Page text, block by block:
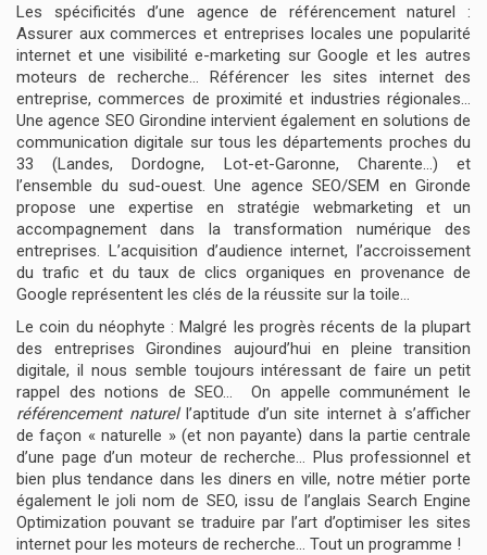
Les spécificités d’une agence de référencement naturel :
Assurer aux commerces et entreprises locales une popularité
internet et une visibilité e-marketing sur Google et les autres
moteurs de recherche… Référencer les sites internet des
entreprise, commerces de proximité et industries régionales…
Une agence SEO Girondine intervient également en solutions de
communication digitale sur tous les départements proches du
33 (Landes, Dordogne, Lot-et-Garonne, Charente…) et
l’ensemble du sud-ouest. Une agence SEO/SEM en Gironde
propose une expertise en stratégie webmarketing et un
accompagnement dans la transformation numérique des
entreprises. L’acquisition d’audience internet, l’accroissement
du trafic et du taux de clics organiques en provenance de
Google représentent les clés de la réussite sur la toile…
Le coin du néophyte : Malgré les progrès récents de la plupart
des entreprises Girondines aujourd’hui en pleine transition
digitale, il nous semble toujours intéressant de faire un petit
rappel des notions de SEO… On appelle communément le
référencement naturell’aptitude d’un site internet à s’afficher
de façon « naturelle » (et non payante) dans la partie centrale
d’une page d’un moteur de recherche… Plus professionnel et
bien plus tendance dans les diners en ville, notre métier porte
également le joli nom de SEO, issu de l’anglais Search Engine
Optimization pouvant se traduire par l’art d’optimiser les sites
internet pour les moteurs de recherche… Tout un programme !